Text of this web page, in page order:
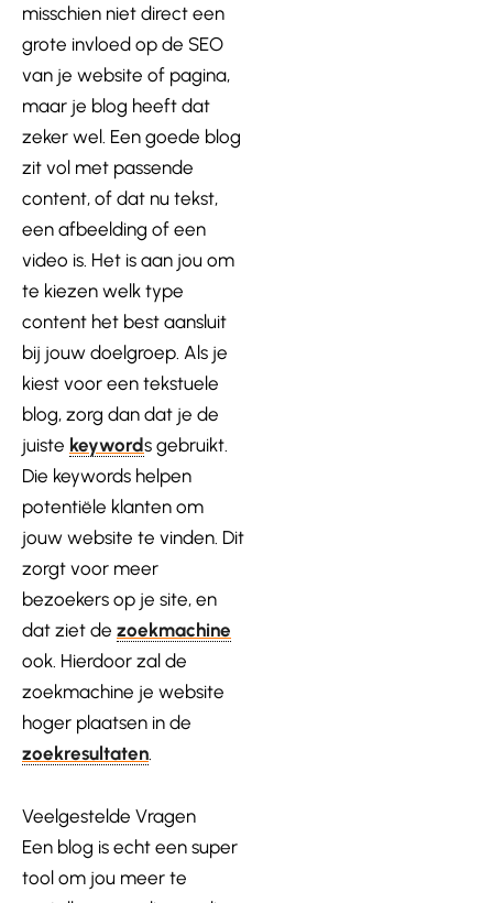
misschien niet direct een
grote invloed op de SEO
van je website of pagina,
maar je blog heeft dat
zeker wel. Een goede blog
zit vol met passende
content, of dat nu tekst,
een afbeelding of een
video is. Het is aan jou om
te kiezen welk type
content het best aansluit
bij jouw doelgroep. Als je
kiest voor een tekstuele
blog, zorg dan dat je de
juiste keywords gebruikt.
Die keywords helpen
potentiële klanten om
jouw website te vinden. Dit
zorgt voor meer
bezoekers op je site, en
dat ziet de zoekmachine
ook. Hierdoor zal de
zoekmachine je website
hoger plaatsen in de
zoekresultaten
Veelgestelde Vragen
Een blog is echt een super
tool om jou meer te